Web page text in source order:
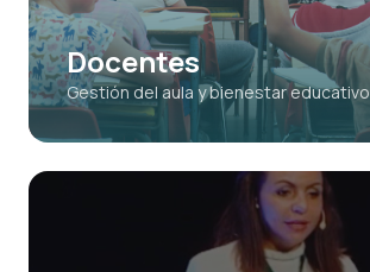
Docentes
Gestión del aula y bienestar educativo